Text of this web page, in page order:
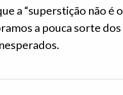
a “superstição não é o
a pouca sorte dos